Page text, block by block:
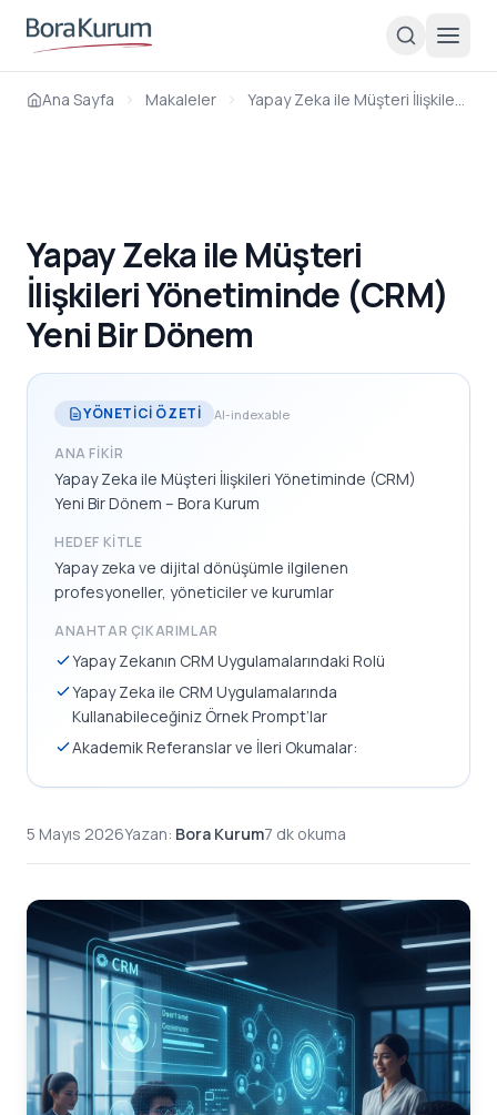
Ana Sayfa Makaleler Yapay Zeka ile Müşteri İlişkileri Yönetiminde (CRM) Yeni Bir Dönem
Yapay Zeka ile Müşteri
İlişkileri Yönetiminde (CRM)
Yeni Bir Dönem
YÖNETICI ÖZETI AI-indexable
ANA FIKIR
Yapay Zeka ile Müşteri İlişkileri Yönetiminde (CRM)
Yeni Bir Dönem – Bora Kurum
HEDEF KITLE
Yapay zeka ve dijital dönüşümle ilgilenen
profesyoneller, yöneticiler ve kurumlar
ANAHTAR ÇIKARIMLAR
Yapay Zekanın CRM Uygulamalarındaki Rolü
Yapay Zeka ile CRM Uygulamalarında
Kullanabileceğiniz Örnek Prompt’lar
Akademik Referanslar ve İleri Okumalar:
5 Mayıs 2026Yazan: Bora Kurum7 dk okuma